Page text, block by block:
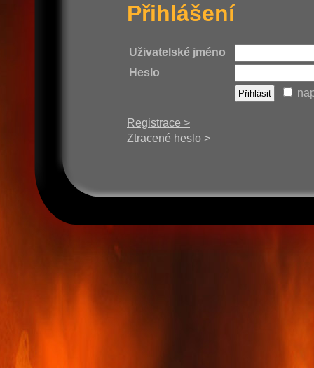
Přihlášení
Uživatelské jméno
Heslo
Registrace >
Ztracené heslo >